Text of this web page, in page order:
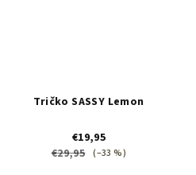
Tričko SASSY Lemon
€19,95
€29,95 (–33 %)